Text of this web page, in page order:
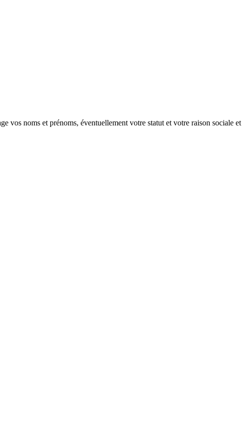
vos noms et prénoms, éventuellement votre statut et votre raison sociale et